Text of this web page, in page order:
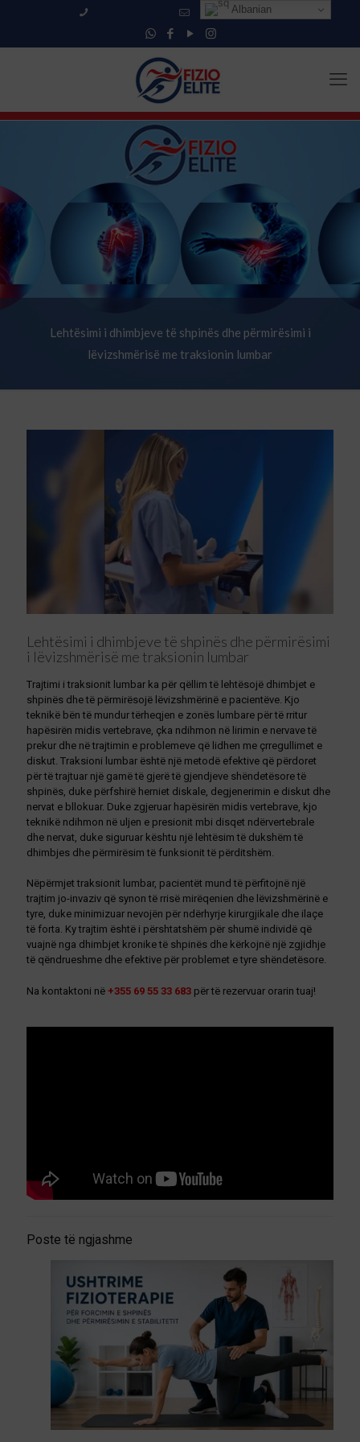
info@fizioelite.com
Lehtësimi i dhimbjeve të shpinës dhe përmirësimi i
lëvizshmërisë me traksionin lumbar
Lehtësimi i dhimbjeve të shpinës dhe përmirësimi
i lëvizshmërisë me traksionin lumbar
Trajtimi i traksionit lumbar ka për qëllim të lehtësojë dhimbjet e
shpinës dhe të përmirësojë lëvizshmërinë e pacientëve. Kjo
teknikë bën të mundur tërheqjen e zonës lumbare për të rritur
hapësirën midis vertebrave, çka ndihmon në lirimin e nervave të
prekur dhe në trajtimin e problemeve që lidhen me çrregullimet e
diskut. Traksioni lumbar është një metodë efektive që përdoret
për të trajtuar një gamë të gjerë të gjendjeve shëndetësore të
shpinës, duke përfshirë herniet diskale, degjenerimin e diskut dhe
nervat e bllokuar. Duke zgjeruar hapësirën midis vertebrave, kjo
teknikë ndihmon në uljen e presionit mbi disqet ndërvertebrale
dhe nervat, duke siguruar kështu një lehtësim të dukshëm të
dhimbjes dhe përmirësim të funksionit të përditshëm.
Nëpërmjet traksionit lumbar, pacientët mund të përfitojnë një
trajtim jo-invaziv që synon të rrisë mirëqenien dhe lëvizshmërinë e
tyre, duke minimizuar nevojën për ndërhyrje kirurgjikale dhe ilaçe
të forta. Ky trajtim është i përshtatshëm për shumë individë që
vuajnë nga dhimbjet kronike të shpinës dhe kërkojnë një zgjidhje
të qëndrueshme dhe efektive për problemet e tyre shëndetësore.
Na kontaktoni në +355 69 55 33 683 për të rezervuar orarin tuaj!
Poste të ngjashme
Albanian